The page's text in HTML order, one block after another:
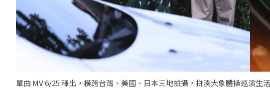
單曲 MV 6/25 釋出，橫跨台灣、美國、日本三地拍攝，拼湊大象體操巡演生